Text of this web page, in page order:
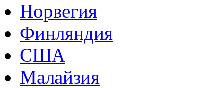
Норвегия
Финляндия
США
Малайзия